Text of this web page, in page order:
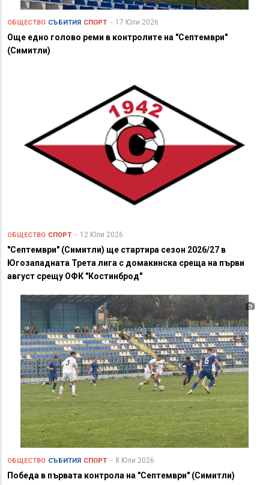
ОБЩЕСТВО СЪБИТИЯ СПОРТ 17 Юли 2026
Още едно голово реми в контролите на "Септември"
(Симитли)
ОБЩЕСТВО СПОРТ 12 Юли 2026
"Септември" (Симитли) ще стартира сезон 2026/27 в
Югозападната Трета лига с домакинска среща на първи
август срещу ОФК "Костинброд"
ОБЩЕСТВО СЪБИТИЯ СПОРТ 8 Юли 2026
Победа в първата контрола на "Септември" (Симитли)